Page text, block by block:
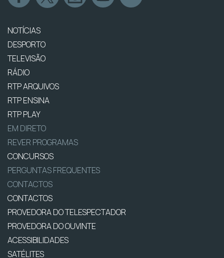
NOTÍCIAS
DESPORTO
TELEVISÃO
RÁDIO
RTP ARQUIVOS
RTP ENSINA
RTP PLAY
EM DIRETO
REVER PROGRAMAS
CONCURSOS
PERGUNTAS FREQUENTES
CONTACTOS
CONTACTOS
PROVEDORA DO TELESPECTADOR
PROVEDORA DO OUVINTE
ACESSIBILIDADES
SATÉLITES